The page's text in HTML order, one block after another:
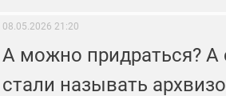
08.05.2026 21:20
А можно придраться? А
стали называть